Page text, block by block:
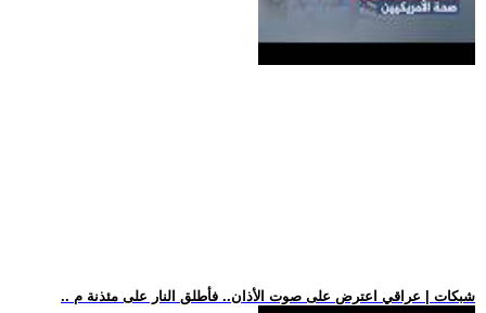
.. شبكات | عراقي اعترض على صوت الأذان.. فأطلق النار على مئذنة م